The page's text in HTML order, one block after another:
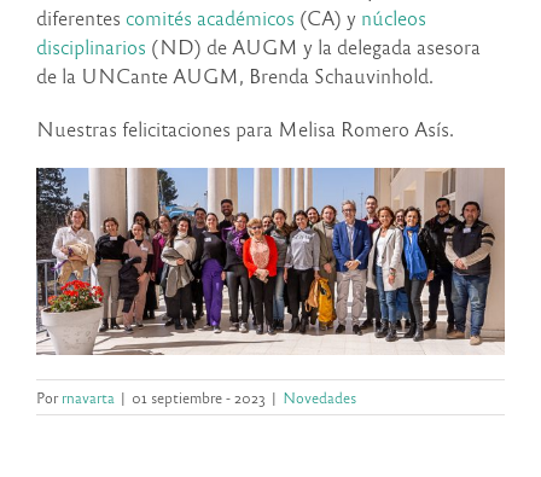
diferentes comités académicos (CA) y núcleos
disciplinarios (ND) de AUGM y la delegada asesora
de la UNCante AUGM, Brenda Schauvinhold.
Nuestras felicitaciones para Melisa Romero Asís.
Porrnavarta | 01 septiembre - 2023 | Novedades